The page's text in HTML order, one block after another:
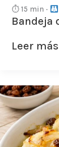
⏱ 15 min ·
Bandeja
Leer
Bacalao
al
horno
con
pasas